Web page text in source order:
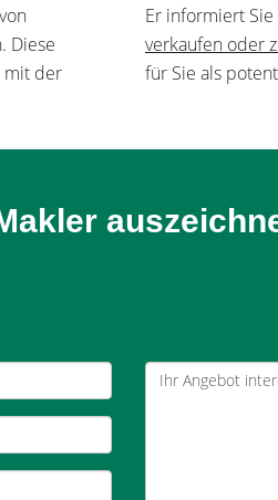
Diese
mit der
Er informiert
verkaufen oder
für Sie als